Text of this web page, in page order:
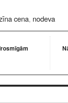
cena, nodeva